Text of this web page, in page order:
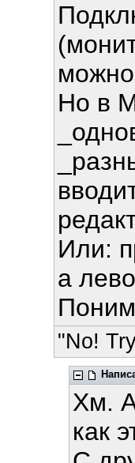
можно
Но в
Или:
а
"No!
Хм.
как